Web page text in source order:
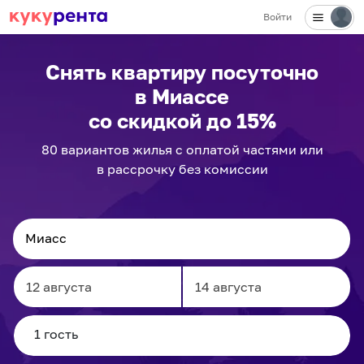
Войти
Снять квартиру посуточно
в Миассе
со скидкой до 15%
80 вариантовжилья с оплатой частями или
в рассрочку без комиссии
Navigate
forward
to
Navigate
to
✕